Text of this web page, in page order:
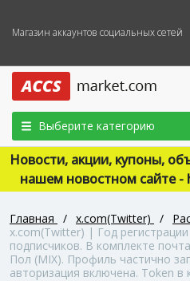
Магазин аккаунтов социальных сетей
Выберите категорию
Новости, акции, купоны,
нашем новостном сайте
Главная / x.com(Twitter) /
x.com(Twitter) | Год
подписчиков. В комплекте
Пол (MIX). Профиль частично
авторизация включена. Token в